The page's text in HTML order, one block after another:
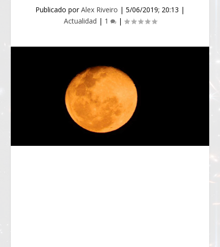
Publicado porAlex Riveiro | 5/06/2019; 20:13 |
Actualidad | 1 |